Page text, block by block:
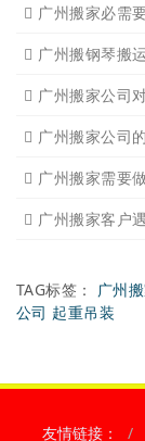
广州搬家必需
广州搬钢琴搬
广州搬家公司
广州搬家公司
广州搬家需要
广州搬家客户
TAG标签： 广州
公司 起重吊装
友情链接：